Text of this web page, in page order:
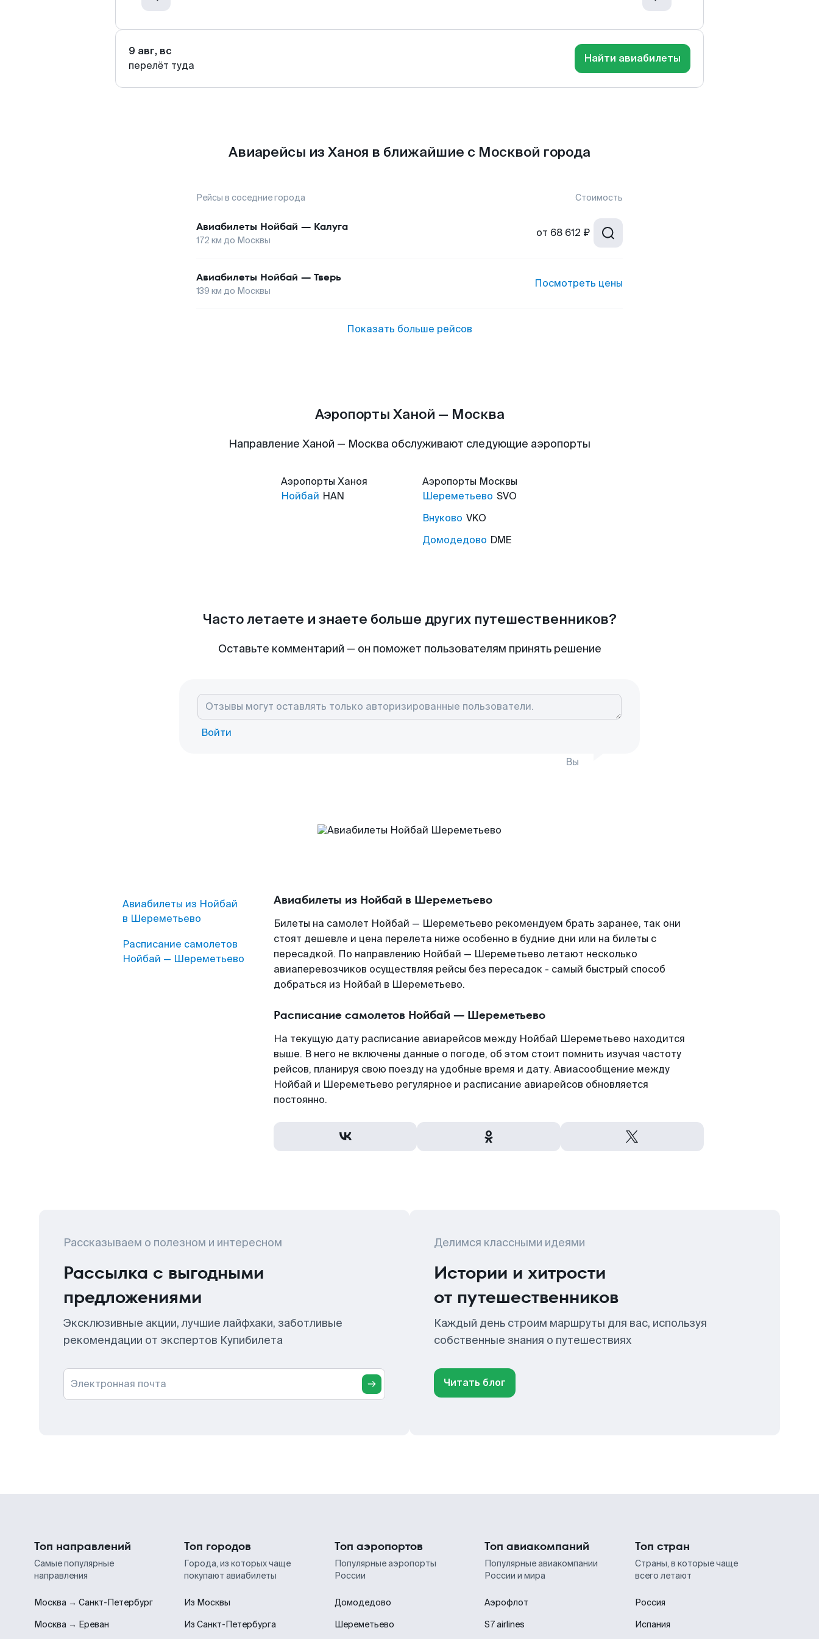
9 авг, вс
перелёт туда
Найти авиабилеты
Авиарейсы из Ханоя в ближайшие с Москвой города
Рейсы в соседние города Стоимость
Авиабилеты Нойбай — Калуга
172 км до Москвы
от 68 612 ₽
Авиабилеты Нойбай — Тверь
139 км до Москвы
Посмотреть цены
Показать больше рейсов
Аэропорты Ханой — Москва
Направление Ханой — Москва обслуживают следующие аэропорты
Аэропорты Ханоя
Нойбай HAN
Аэропорты Москвы
Шереметьево SVO
Внуково VKO
Домодедово DME
Часто летаете и знаете больше других путешественников?
Оставьте комментарий — он поможет пользователям принять решение
Войти
Вы
Авиабилеты из Нойбай
в Шереметьево
Расписание самолетов
Нойбай — Шереметьево
Авиабилеты из Нойбай в Шереметьево
Билеты на самолет Нойбай — Шереметьево рекомендуем брать заранее, так они
стоят дешевле и цена перелета ниже особенно в будние дни или на билеты с
пересадкой. По направлению Нойбай — Шереметьево летают несколько
авиаперевозчиков осуществляя рейсы без пересадок - самый быстрый способ
добраться из Нойбай в Шереметьево.
Расписание самолетов Нойбай — Шереметьево
На текущую дату расписание авиарейсов между Нойбай Шереметьево находится
выше. В него не включены данные о погоде, об этом стоит помнить изучая частоту
рейсов, планируя свою поезду на удобные время и дату. Авиасообщение между
Нойбай и Шереметьево регулярное и расписание авиарейсов обновляется
постоянно.
Рассказываем о полезном и интересном
Рассылка с выгодными
предложениями
Эксклюзивные акции, лучшие лайфхаки, заботливые
рекомендации от экспертов Купибилета
Электронная почта
Делимся классными идеями
Истории и хитрости
от путешественников
Каждый день строим маршруты для вас, используя
собственные знания о путешествиях
Читать блог
Топ направлений
Самые популярные
направления
Москва → Санкт-Петербург
Москва → Ереван
Топ городов
Города, из которых чаще
покупают авиабилеты
Из Москвы
Из Санкт-Петербурга
Топ аэропортов
Популярные аэропорты
России
Домодедово
Шереметьево
Топ авиакомпаний
Популярные авиакомпании
России и мира
Аэрофлот
S7 airlines
Топ стран
Страны, в которые чаще
всего летают
Россия
Испания